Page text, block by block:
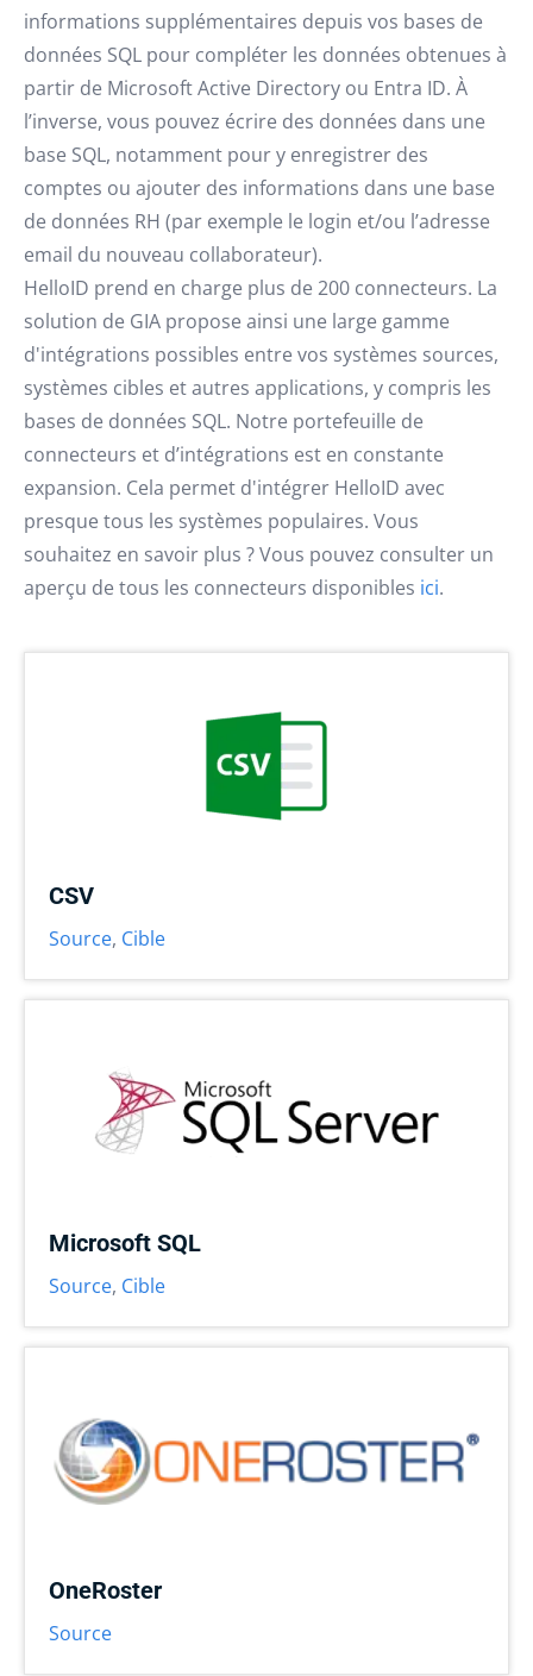
informations supplémentaires depuis vos bases de
données SQL pour compléter les données obtenues à
partir de Microsoft Active Directory ou Entra ID. À
l’inverse, vous pouvez écrire des données dans une
base SQL, notamment pour y enregistrer des
comptes ou ajouter des informations dans une base
de données RH (par exemple le login et/ou l’adresse
email du nouveau collaborateur).
HelloID prend en charge plus de 200 connecteurs. La
solution de GIA propose ainsi une large gamme
d'intégrations possibles entre vos systèmes sources,
systèmes cibles et autres applications, y compris les
bases de données SQL. Notre portefeuille de
connecteurs et d’intégrations est en constante
expansion. Cela permet d'intégrer HelloID avec
presque tous les systèmes populaires. Vous
souhaitez en savoir plus ? Vous pouvez consulter un
aperçu de tous les connecteurs disponibles ici.
CSV
Source, Cible
Microsoft SQL
Source, Cible
OneRoster
Source